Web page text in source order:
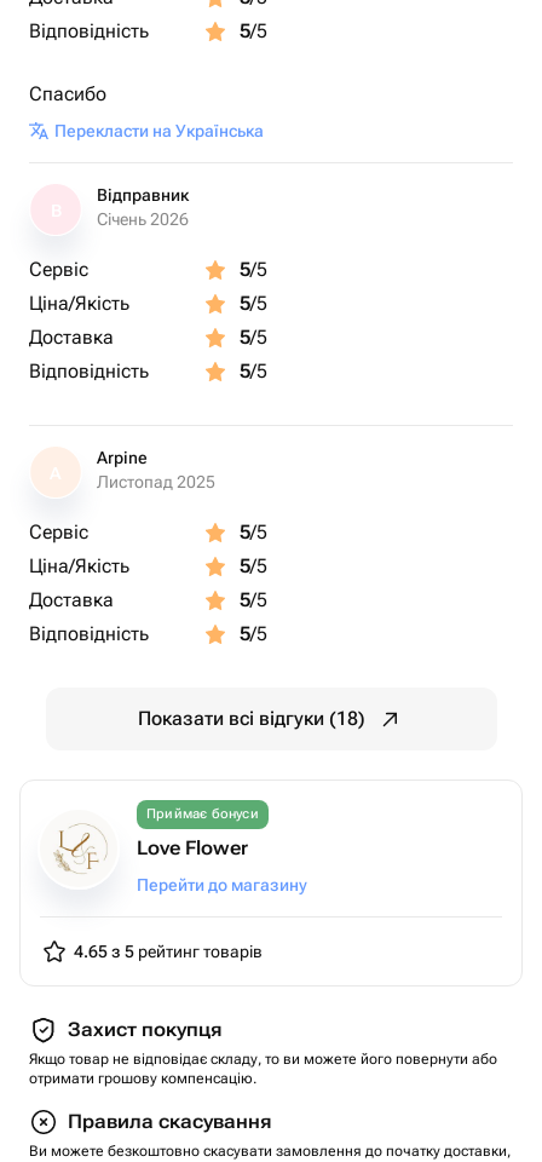
Відповідність
5/5
Спасибо
Перекласти на Українська
Відправник
Січень 2026
Сервіс 5/5
Ціна/Якість
5/5
Доставка
5/5
Відповідність
5/5
A
Arpine
Листопад 2025
Сервіс 5/5
Ціна/Якість
5/5
Доставка
5/5
Відповідність
5/5
Показати всі відгуки (18)
Приймає бонуси
Love Flower
Перейти до магазину
4.65 з 5 рейтинг товарів
Захист покупця
Якщо товар не відповідає складу, то ви можете його повернути або
отримати грошову компенсацію.
Правила скасування
Ви можете безкоштовно скасувати замовлення до початку доставки,